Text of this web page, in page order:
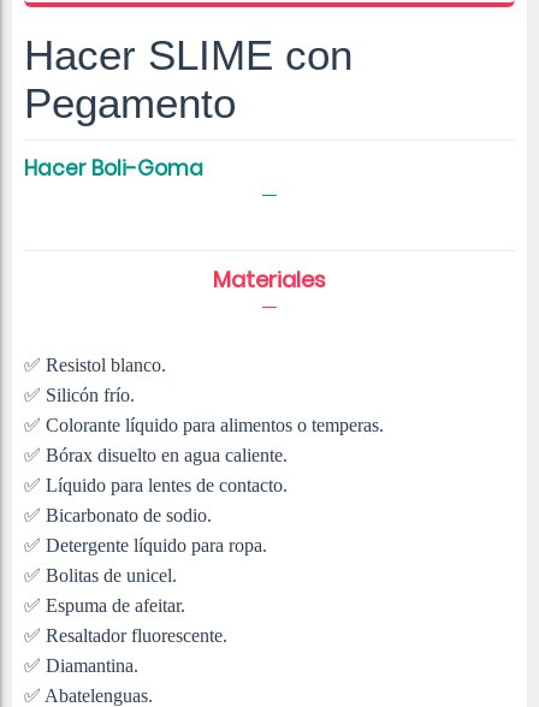
Hacer SLIME con
Pegamento
Hacer Boli-Goma
Materiales
✅ Resistol blanco.
✅ Silicón frío.
✅ Colorante líquido para alimentos o temperas.
✅ Bórax disuelto en agua caliente.
✅ Líquido para lentes de contacto.
✅ Bicarbonato de sodio.
✅ Detergente líquido para ropa.
✅ Bolitas de unicel.
✅ Espuma de afeitar.
✅ Resaltador fluorescente.
✅ Diamantina.
✅ Abatelenguas.